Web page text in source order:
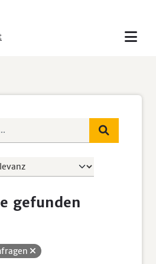
gefunden